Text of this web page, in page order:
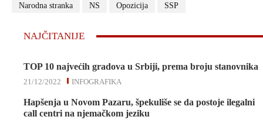
Narodna stranka
NS Opozicija SSP
NAJČITANIJE
TOP 10 najvećih gradova u Srbiji, prema broju stanovnika
INFOGRAFIKA
21/12/2022
Hapšenja u Novom Pazaru, špekuliše se da postoje ilegalni
call centri na njemačkom jeziku